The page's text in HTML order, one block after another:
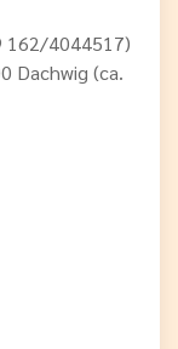
162/4044517)
Dachwig (ca.